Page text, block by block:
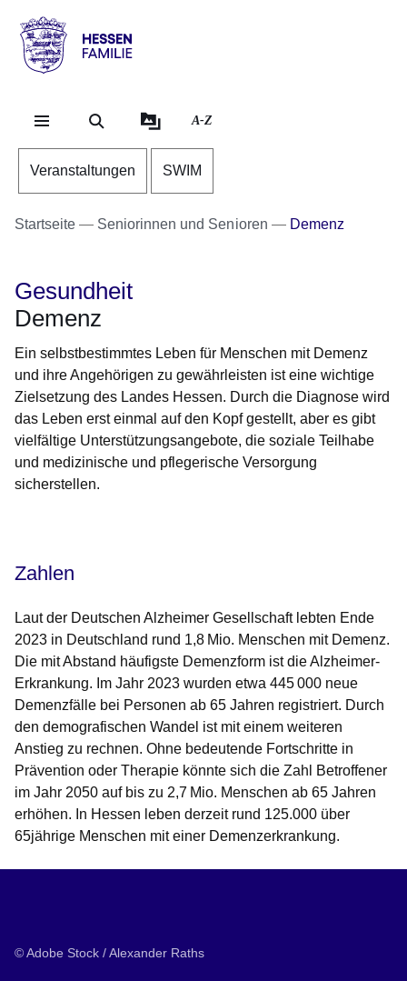
Hessen
Familie
A-Z
Veranstaltungen SWIM
Startseite Seniorinnen und Senioren Demenz
Gesundheit
Demenz
Ein selbstbestimmtes Leben für Menschen mit Demenz
und ihre Angehörigen zu gewährleisten ist eine wichtige
Zielsetzung des Landes Hessen. Durch die Diagnose wird
das Leben erst einmal auf den Kopf gestellt, aber es gibt
vielfältige Unterstützungsangebote, die soziale Teilhabe
und medizinische und pflegerische Versorgung
sicherstellen.
Zahlen
Laut der Deutschen Alzheimer Gesellschaft lebten Ende
2023 in Deutschland rund 1,8 Mio. Menschen mit Demenz.
Die mit Abstand häufigste Demenzform ist die Alzheimer-
Erkrankung. Im Jahr 2023 wurden etwa 445 000 neue
Demenzfälle bei Personen ab 65 Jahren registriert. Durch
den demografischen Wandel ist mit einem weiteren
Anstieg zu rechnen. Ohne bedeutende Fortschritte in
Prävention oder Therapie könnte sich die Zahl Betroffener
im Jahr 2050 auf bis zu 2,7 Mio. Menschen ab 65 Jahren
erhöhen. In Hessen leben derzeit rund 125.000 über
65jährige Menschen mit einer Demenzerkrankung.
© Adobe Stock / Alexander Raths